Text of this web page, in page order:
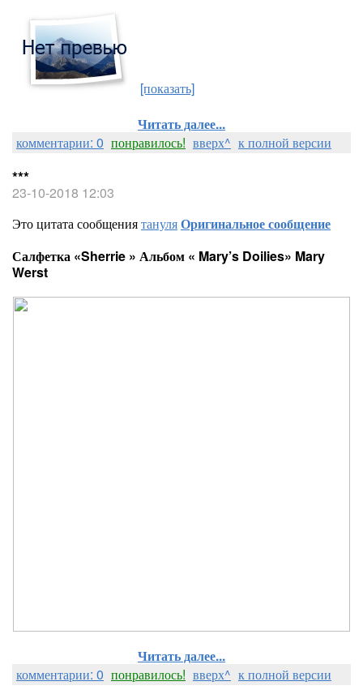
[показать]
Читать далее...
комментарии: 0 понравилось! вверх^ к полной версии
***
23-10-2018 12:03
Это цитата сообщениятануляОригинальное сообщение
Салфетка «Sherrie » Альбом « Mary’s Doilies» Mary
Werst
Читать далее...
комментарии: 0 понравилось! вверх^ к полной версии